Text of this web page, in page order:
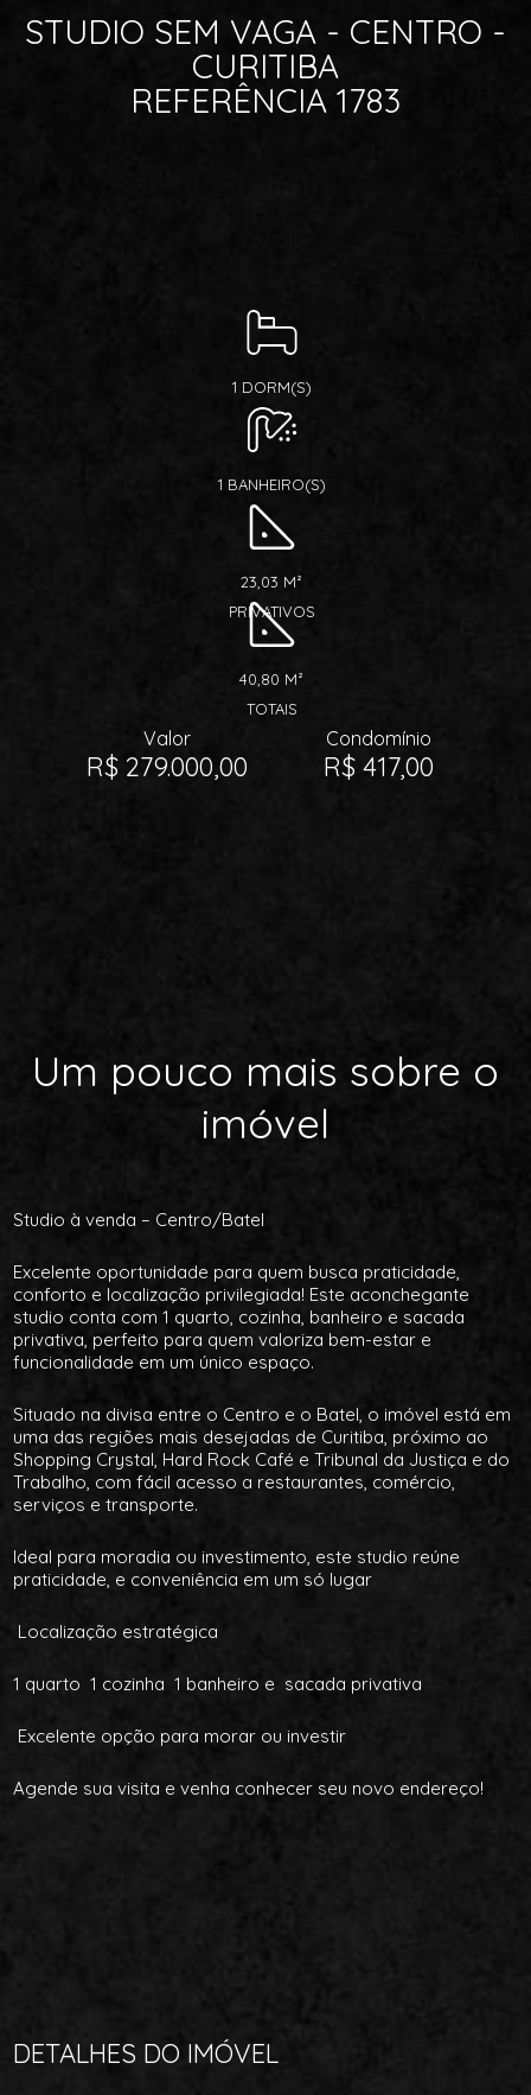
STUDIO SEM VAGA - CENTRO -
CURITIBA
REFERÊNCIA 1783
1 DORM(S)
1 BANHEIRO(S)
23,03 M²
PRIVATIVOS
40,80 M²
TOTAIS
Valor
R$ 279.000,00
Condomínio
R$ 417,00
Um pouco mais sobre o
imóvel
Studio à venda – Centro/Batel
Excelente oportunidade para quem busca praticidade,
conforto e localização privilegiada! Este aconchegante
studio conta com 1 quarto, cozinha, banheiro e sacada
privativa, perfeito para quem valoriza bem-estar e
funcionalidade em um único espaço.
Situado na divisa entre o Centro e o Batel, o imóvel está em
uma das regiões mais desejadas de Curitiba, próximo ao
Shopping Crystal, Hard Rock Café e Tribunal da Justiça e do
Trabalho, com fácil acesso a restaurantes, comércio,
serviços e transporte.
Ideal para moradia ou investimento, este studio reúne
praticidade, e conveniência em um só lugar
Localização estratégica
1 quarto 1 cozinha 1 banheiro e sacada privativa
Excelente opção para morar ou investir
Agende sua visita e venha conhecer seu novo endereço!
DETALHES DO IMÓVEL